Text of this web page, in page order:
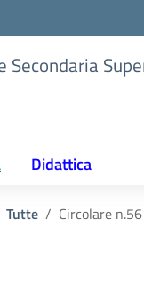
Didattica
Tutte Circolare